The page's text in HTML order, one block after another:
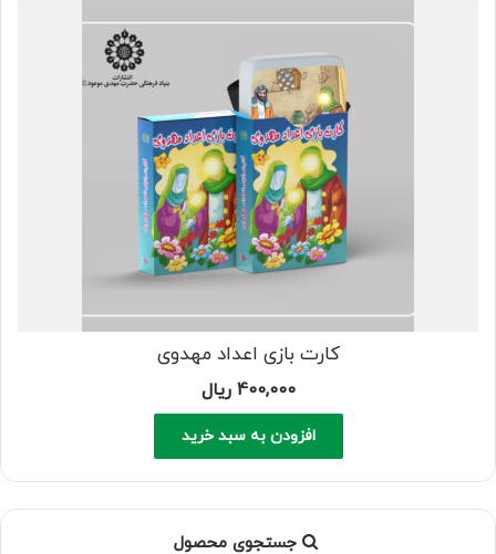
کارت بازی اعداد مهدوی
400,000 ریال
افزودن به سبد خرید
جستجوی محصول